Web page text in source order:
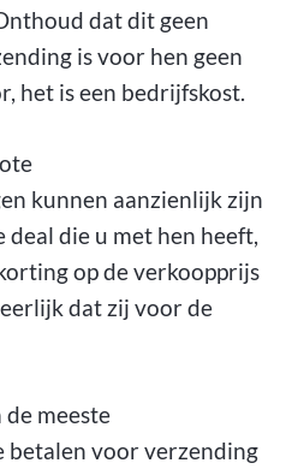
dat dit geen
is voor hen geen
het is een bedrijfskost.
kunnen aanzienlijk zijn
deal die u met hen heeft,
op de verkoopprijs
dat zij voor de
meeste
voor verzending